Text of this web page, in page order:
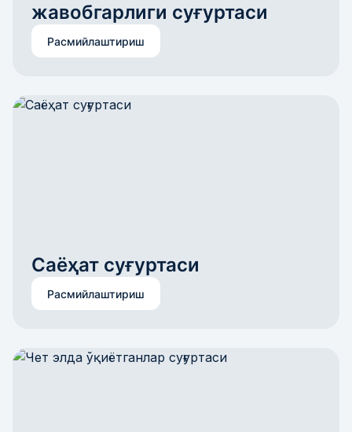
жавобгарлиги суғуртаси
Расмийлаштириш
Саёҳат суғуртаси
Расмийлаштириш